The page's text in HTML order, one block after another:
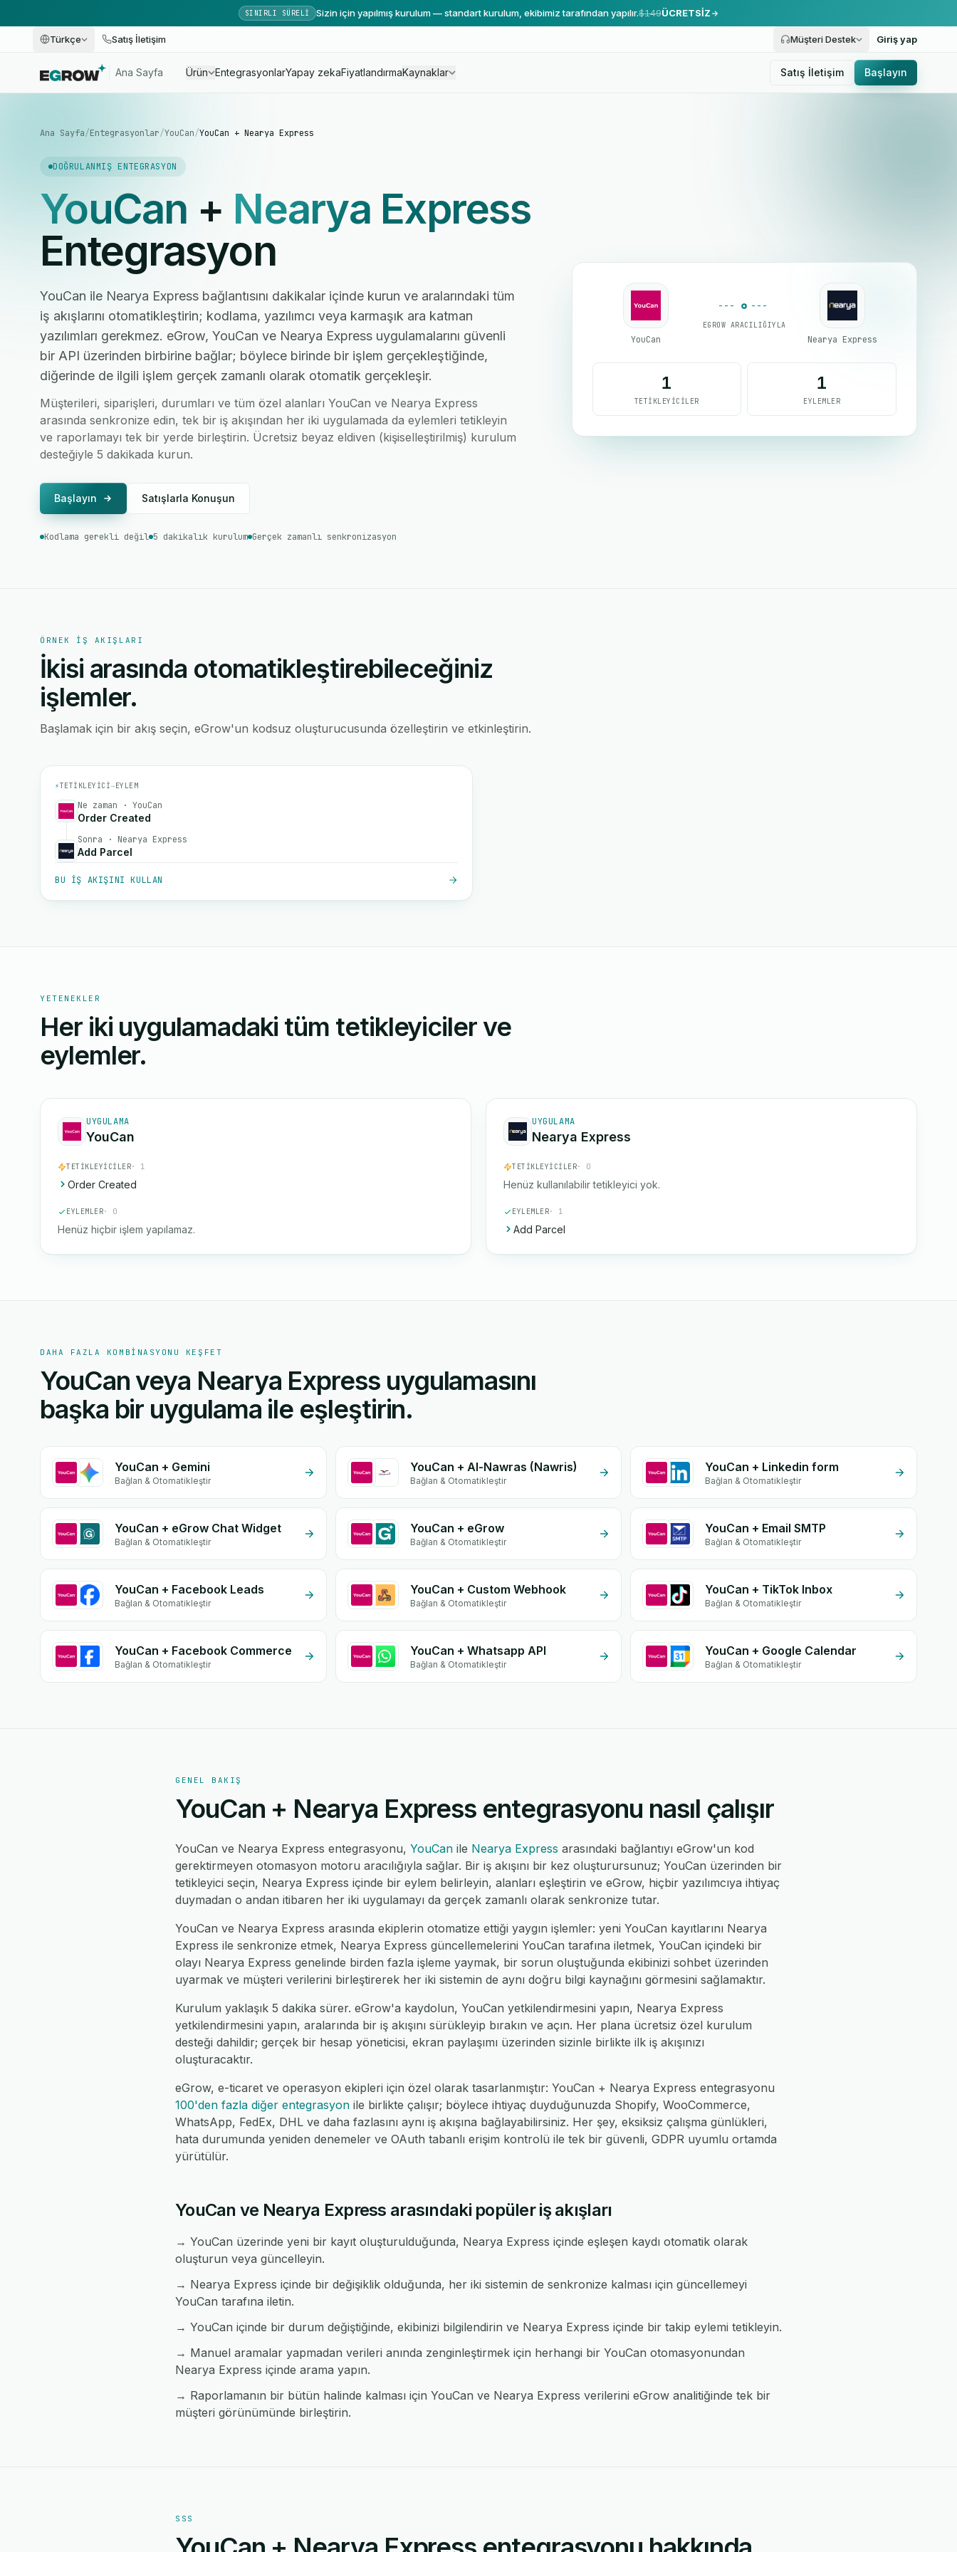
SINIRLI SÜRELI Sizin için yapılmış kurulum — standart kurulum, ekibimiz tarafından yapılır.$149ÜCRETSİZ
Türkçe Satış İletişim Müşteri Destek Giriş yap
Ana Sayfa Ürün EntegrasyonlarYapay zekaFiyatlandırmaKaynaklar Satış İletişim Başlayın
Ana Sayfa/Entegrasyonlar/YouCan/YouCan + Nearya Express
DOĞRULANMIŞ ENTEGRASYON
YouCan + Nearya Express
Entegrasyon
YouCan ile Nearya Express bağlantısını dakikalar içinde kurun ve aralarındaki tüm
iş akışlarını otomatikleştirin; kodlama, yazılımcı veya karmaşık ara katman
yazılımları gerekmez. eGrow, YouCan ve Nearya Express uygulamalarını güvenli
bir API üzerinden birbirine bağlar; böylece birinde bir işlem gerçekleştiğinde,
diğerinde de ilgili işlem gerçek zamanlı olarak otomatik gerçekleşir.
Müşterileri, siparişleri, durumları ve tüm özel alanları YouCan ve Nearya Express
arasında senkronize edin, tek bir iş akışından her iki uygulamada da eylemleri tetikleyin
ve raporlamayı tek bir yerde birleştirin. Ücretsiz beyaz eldiven (kişiselleştirilmiş) kurulum
desteğiyle 5 dakikada kurun.
Başlayın Satışlarla Konuşun
Kodlama gerekli değil 5 dakikalık kurulum Gerçek zamanlı senkronizasyon
YouCan
EGROW ARACILIĞIYLA
Nearya Express
1
TETIKLEYICILER
1
EYLEMLER
ÖRNEK IŞ AKIŞLARI
İkisi arasında otomatikleştirebileceğiniz
işlemler.
Başlamak için bir akış seçin, eGrow'un kodsuz oluşturucusunda özelleştirin ve etkinleştirin.
⚡TETIKLEYICI→EYLEM
Ne zaman · YouCan
Order Created
Sonra · Nearya Express
Add Parcel
BU IŞ AKIŞINI KULLAN
YETENEKLER
Her iki uygulamadaki tüm tetikleyiciler ve
eylemler.
UYGULAMA
YouCan
TETIKLEYICILER· 1
Order Created
EYLEMLER· 0
Henüz hiçbir işlem yapılamaz.
UYGULAMA
Nearya Express
TETIKLEYICILER· 0
Henüz kullanılabilir tetikleyici yok.
EYLEMLER· 1
Add Parcel
DAHA FAZLA KOMBINASYONU KEŞFET
YouCan veya Nearya Express uygulamasını
başka bir uygulama ile eşleştirin.
YouCan + Gemini
Bağlan & Otomatikleştir
YouCan + Al-Nawras (Nawris)
Bağlan & Otomatikleştir
YouCan + Linkedin form
Bağlan & Otomatikleştir
YouCan + eGrow Chat Widget
Bağlan & Otomatikleştir
YouCan + eGrow
Bağlan & Otomatikleştir
YouCan + Email SMTP
Bağlan & Otomatikleştir
YouCan + Facebook Leads
Bağlan & Otomatikleştir
YouCan + Custom Webhook
Bağlan & Otomatikleştir
YouCan + TikTok Inbox
Bağlan & Otomatikleştir
YouCan + Facebook Commerce
Bağlan & Otomatikleştir
YouCan + Whatsapp API
Bağlan & Otomatikleştir
YouCan + Google Calendar
Bağlan & Otomatikleştir
GENEL BAKIŞ
YouCan + Nearya Express entegrasyonu nasıl çalışır
YouCan ve Nearya Express entegrasyonu, YouCan ile Nearya Express arasındaki bağlantıyı eGrow'un kod
gerektirmeyen otomasyon motoru aracılığıyla sağlar. Bir iş akışını bir kez oluşturursunuz; YouCan üzerinden bir
tetikleyici seçin, Nearya Express içinde bir eylem belirleyin, alanları eşleştirin ve eGrow, hiçbir yazılımcıya ihtiyaç
duymadan o andan itibaren her iki uygulamayı da gerçek zamanlı olarak senkronize tutar.
YouCan ve Nearya Express arasında ekiplerin otomatize ettiği yaygın işlemler: yeni YouCan kayıtlarını Nearya
Express ile senkronize etmek, Nearya Express güncellemelerini YouCan tarafına iletmek, YouCan içindeki bir
olayı Nearya Express genelinde birden fazla işleme yaymak, bir sorun oluştuğunda ekibinizi sohbet üzerinden
uyarmak ve müşteri verilerini birleştirerek her iki sistemin de aynı doğru bilgi kaynağını görmesini sağlamaktır.
Kurulum yaklaşık 5 dakika sürer. eGrow'a kaydolun, YouCan yetkilendirmesini yapın, Nearya Express
yetkilendirmesini yapın, aralarında bir iş akışını sürükleyip bırakın ve açın. Her plana ücretsiz özel kurulum
desteği dahildir; gerçek bir hesap yöneticisi, ekran paylaşımı üzerinden sizinle birlikte ilk iş akışınızı
oluşturacaktır.
eGrow, e-ticaret ve operasyon ekipleri için özel olarak tasarlanmıştır: YouCan + Nearya Express entegrasyonu
100'den fazla diğer entegrasyon ile birlikte çalışır; böylece ihtiyaç duyduğunuzda Shopify, WooCommerce,
WhatsApp, FedEx, DHL ve daha fazlasını aynı iş akışına bağlayabilirsiniz. Her şey, eksiksiz çalışma günlükleri,
hata durumunda yeniden denemeler ve OAuth tabanlı erişim kontrolü ile tek bir güvenli, GDPR uyumlu ortamda
yürütülür.
YouCan ve Nearya Express arasındaki popüler iş akışları
→ YouCan üzerinde yeni bir kayıt oluşturulduğunda, Nearya Express içinde eşleşen kaydı otomatik olarak
oluşturun veya güncelleyin.
→ Nearya Express içinde bir değişiklik olduğunda, her iki sistemin de senkronize kalması için güncellemeyi
YouCan tarafına iletin.
→ YouCan içinde bir durum değiştiğinde, ekibinizi bilgilendirin ve Nearya Express içinde bir takip eylemi tetikleyin.
→ Manuel aramalar yapmadan verileri anında zenginleştirmek için herhangi bir YouCan otomasyonundan
Nearya Express içinde arama yapın.
→ Raporlamanın bir bütün halinde kalması için YouCan ve Nearya Express verilerini eGrow analitiğinde tek bir
müşteri görünümünde birleştirin.
SSS